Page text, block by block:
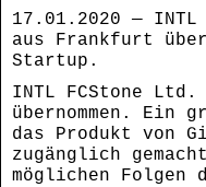
17.01.2020 —
aus Frankfurt
Startup.
INTL FCStone
übernommen. Ein
das Produkt von
zugänglich
möglichen Folgen